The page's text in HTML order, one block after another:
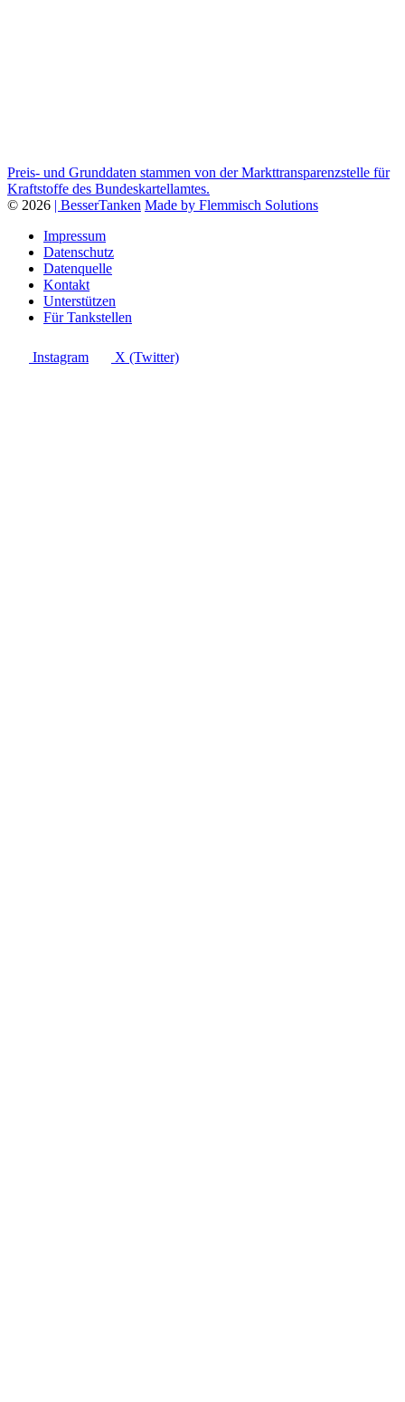
Preis- und Grunddaten stammen von der Markttransparenzstelle für
Kraftstoffe des Bundeskartellamtes.
© 2026 | BesserTanken Made by Flemmisch Solutions
Impressum
Datenschutz
Datenquelle
Kontakt
Unterstützen
Für Tankstellen
Instagram X (Twitter)